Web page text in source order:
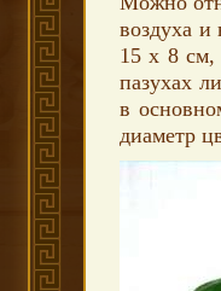
воздуха и
15 х 8 см,
пазухах
в
диаметр